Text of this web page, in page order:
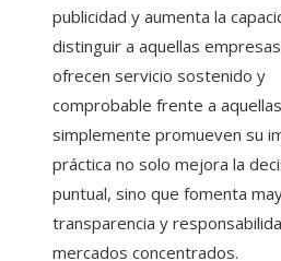
publicidad y aumenta la
distinguir a aquellas
ofrecen servicio sostenido y
comprobable frente a
simplemente promueven su
práctica no solo mejora la
puntual, sino que fomenta
transparencia y
mercados concentrados.